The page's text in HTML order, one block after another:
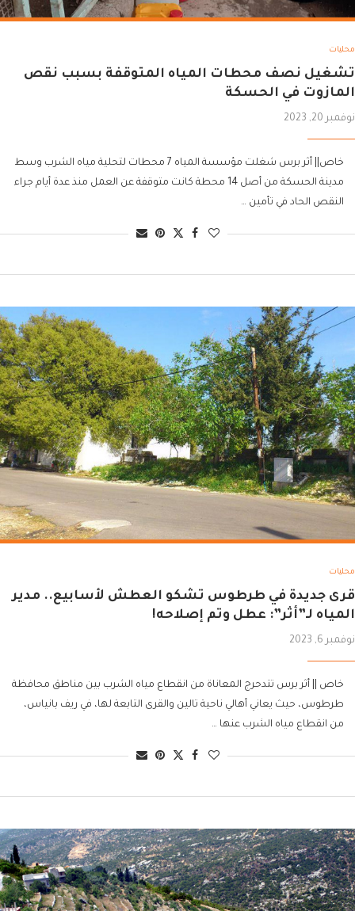
محليات
تشغيل نصف محطات المياه المتوقفة بسبب نقص
المازوت في الحسكة
نوفمبر 20, 2023
خاص|| أثر برس شغلت مؤسسة المياه 7 محطات لتحلية مياه الشرب وسط
مدينة الحسكة من أصل 14 محطة كانت متوقفة عن العمل منذ عدة أيام جراء
النقص الحاد في تأمين …
محليات
قرى جديدة في طرطوس تشكو العطش لأسابيع.. مدير
المياه لـ”أثر”: عطل وتم إصلاحه!
نوفمبر 6, 2023
خاص || أثر برس تتدحرج المعاناة من انقطاع مياه الشرب بين مناطق محافظة
طرطوس، حيث يعاني أهالي ناحية تالين والقرى التابعة لها، في ريف بانياس،
من انقطاع مياه الشرب عنها …